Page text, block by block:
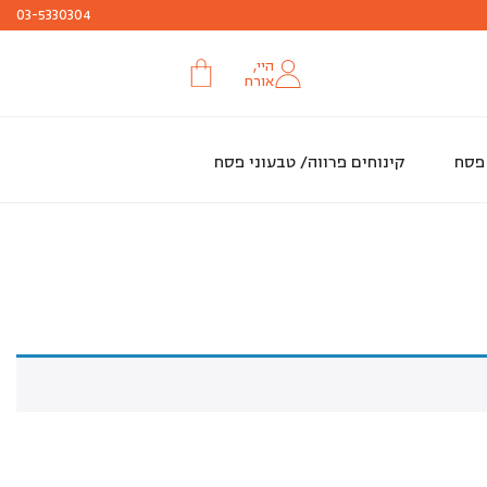
03-5330304
חג שמח
היי,
אורח
פסח קינוחים פרווה/ טבעוני פסח